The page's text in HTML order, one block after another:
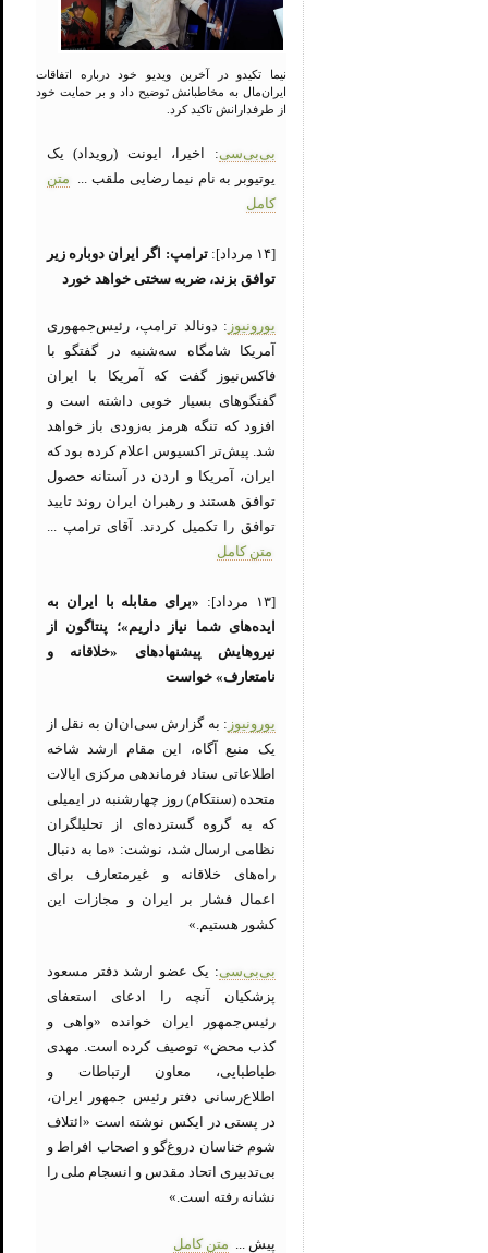
نیما تکیدو در آخرین ویدیو خود درباره اتفاقات
ایران‌مال به مخاطبانش توضیح داد و بر حمایت خود
از طرفدارانش تاکید کرد.
بی‌بی‌سی: اخیرا، ایونت (رویداد) یک
یوتیوبر به نام نیما رضایی ملقب ... متن
کامل
[۱۴ مرداد]:
ترامپ: اگر ایران دوباره زیر
توافق بزند، ضربه سختی خواهد خورد
یورونیوز : دونالد ترامپ، رئیس‌جمهوری
آمریکا شامگاه سه‌شنبه در گفتگو با
فاکس‌نیوز گفت که آمریکا با ایران
گفتگوهای بسیار خوبی داشته است و
افزود که تنگه هرمز به‌زودی باز خواهد
شد. پیش‌تر اکسیوس اعلام کرده بود که
ایران، آمریکا و اردن در آستانه حصول
توافق هستند و رهبران ایران روند تایید
توافق را تکمیل کردند. آقای ترامپ ...
متن کامل
[۱۳ مرداد]:
«برای مقابله با ایران به
ایده‌های شما نیاز داریم»؛ پنتاگون از
نیروهایش پیشنهادهای «خلاقانه و
نامتعارف» خواست
یورونیوز : به گزارش سی‌ان‌ان به نقل از
یک منبع آگاه، این مقام ارشد شاخه
اطلاعاتی ستاد فرماندهی مرکزی ایالات
متحده (سنتکام) روز چهارشنبه در ایمیلی
که به گروه گسترده‌ای از تحلیلگران
نظامی ارسال شد، نوشت: «ما به دنبال
راه‌های خلاقانه و غیرمتعارف برای
اعمال فشار بر ایران و مجازات این
کشور هستیم.»
بی‌بی‌سی: یک عضو ارشد دفتر مسعود
پزشکیان آنچه را ادعای استعفای
رئیس‌جمهور ایران خوانده «واهی و
کذب محض» توصیف کرده است. مهدی
طباطبایی، معاون ارتباطات و
اطلاع‌رسانی دفتر رئیس جمهور ایران،
در پستی در ایکس نوشته است «ائتلاف
شوم خناسان دروغ‌گو و اصحاب افراط و
بی‌تدبیری اتحاد مقدس و انسجام ملی را
نشانه رفته است.»
پیش ... متن کامل